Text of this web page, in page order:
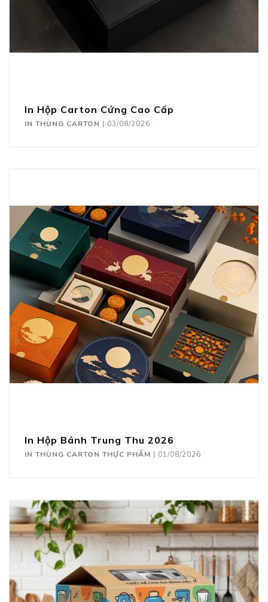
In Hộp Carton Cứng Cao Cấp
IN THÙNG CARTON | 03/08/2026
In Hộp Bánh Trung Thu 2026
IN THÙNG CARTON THỰC PHẨM | 01/08/2026